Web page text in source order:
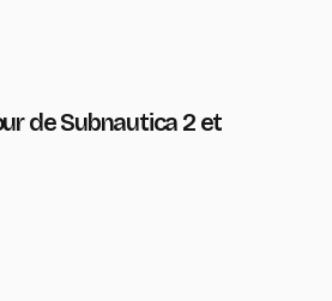
de Subnautica 2 et